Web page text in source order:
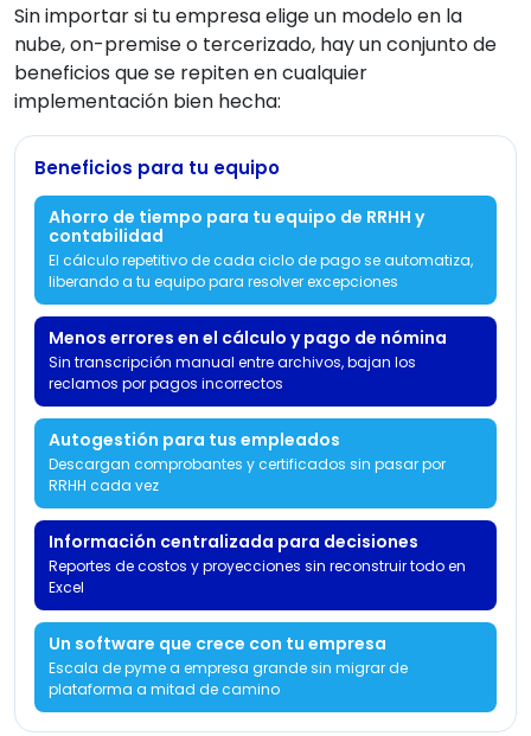
Sin importar si tu empresa elige un modelo en la
nube, on-premise o tercerizado, hay un conjunto de
beneficios que se repiten en cualquier
implementación bien hecha:
Beneficios para tu equipo
Ahorro de tiempo para tu equipo de RRHH y
contabilidad
El cálculo repetitivo de cada ciclo de pago se automatiza,
liberando a tu equipo para resolver excepciones
Menos errores en el cálculo y pago de nómina
Sin transcripción manual entre archivos, bajan los
reclamos por pagos incorrectos
Autogestión para tus empleados
Descargan comprobantes y certificados sin pasar por
RRHH cada vez
Información centralizada para decisiones
Reportes de costos y proyecciones sin reconstruir todo en
Excel
Un software que crece con tu empresa
Escala de pyme a empresa grande sin migrar de
plataforma a mitad de camino